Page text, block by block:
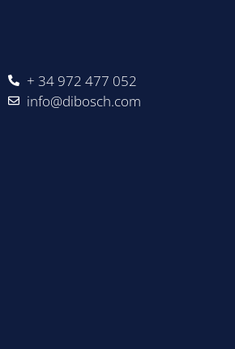
+ 34 972 477 052
info@dibosch.com